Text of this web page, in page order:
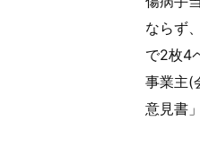
ならず、
で2枚4
事業主(
意見書